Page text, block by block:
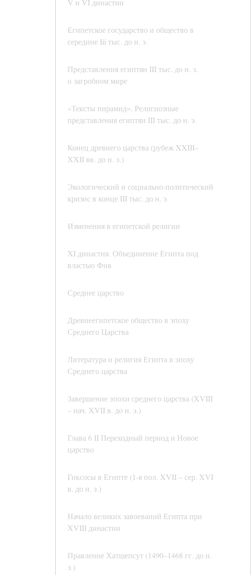
V и VI династии
Египетское государство и общество в
середине Iii тыс. до н. э.
Представления египтян III тыс. до н. э.
о загробном мире
«Тексты пирамид». Религиозные
представления египтян III тыс. до н. э.
Конец древнего царства (рубеж XXIII–
XXII вв. до н. э.)
Экологический и социально-политический
кризис в конце III тыс. до н. э.
Изменения в египетской религии
XI династия. Объединение Египта под
властью Фив
Среднее царство
Древнеегипетское общество в эпоху
Среднего Царства
Литература и религия Египта в эпоху
Среднего царства
Завершение эпохи среднего царства (XVIII
– нач. XVII в. до н. э.)
Глава 6 II Переходный период и Новое
царство
Гиксосы в Египте (1-я пол. XVII – сер. XVI
в. до н. э.)
Начало великих завоеваний Египта при
XVIII династии
Правление Хатшепсут (1490–1468 гг. до н.
э.)